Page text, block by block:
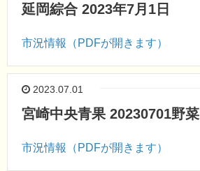
延岡綜合 2023年7月1日
市況情報（PDFが開きます）
2023.07.01
宮崎中央青果 20230701野菜
市況情報（PDFが開きます）